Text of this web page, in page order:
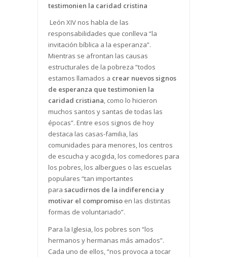
testimonien la caridad cristina
León XIV nos habla de las
responsabilidades que conlleva “la
invitación bíblica a la esperanza”.
Mientras se afrontan las causas
estructurales de la pobreza “todos
estamos llamados a crear nuevos signos
de esperanza que testimonien la
caridad cristiana, como lo hicieron
muchos santos y santas de todas las
épocas”. Entre esos signos de hoy
destaca las casas-familia, las
comunidades para menores, los centros
de escucha y acogida, los comedores para
los pobres, los albergues o las escuelas
populares “tan importantes
para sacudirnos de la indiferencia y
motivar el compromisoen las distintas
formas de voluntariado”.
Para la Iglesia, los pobres son “los
hermanos y hermanas más amados”.
Cada uno de ellos, “nos provoca a tocar